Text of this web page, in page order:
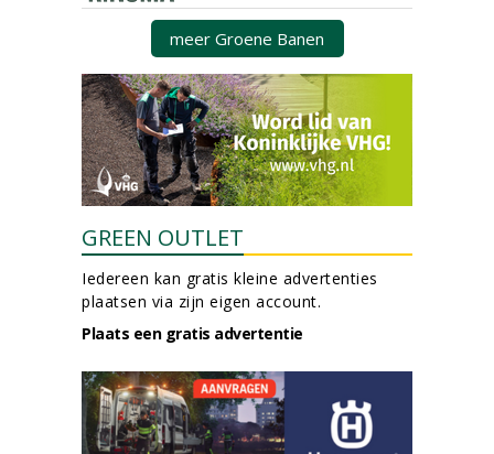
meer Groene Banen
GREEN OUTLET
Iedereen kan gratis kleine advertenties
plaatsen via zijn eigen account.
Plaats een gratis advertentie